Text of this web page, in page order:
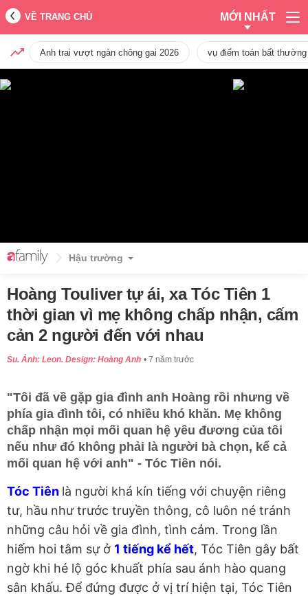
VỀ TRANG CHỦ MỚI NHẤT
Anh trai vượt ngàn chông gai 2026 vụ điểm toán bất
Hậu trường
Hoàng Touliver tự ái, xa Tóc Tiên 1
thời gian vì mẹ không chấp nhận, cấm
cản 2 người đến với nhau
Su. Ảnh: Leon. Design: Hoàng Anh 7 năm trước
"Tôi đã về gặp gia đình anh Hoàng rồi nhưng về
phía gia đình tôi, có nhiều khó khăn. Mẹ không
chấp nhận mọi mối quan hệ yêu đương của tôi
nếu như đó không phải là người bà chọn, kể cả
mối quan hệ với anh" - Tóc Tiên nói.
Tóc Tiên là người khá kín tiếng với chuyện riêng
tư, hầu như trước truyền thông, cô luôn né tránh
những câu hỏi về gia đình, tình cảm. Trong lần
hiếm hoi tâm sự ở 1 tiếng kể hết, Tóc Tiên gây bất
ngờ khi hé lộ góc khuất phía sau ánh hào quang
sân khấu. Để đứng được ở vị trí hiện tại, Tóc Tiên